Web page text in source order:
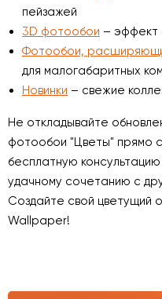
пейзажей
3D фотообои – эффект
Фотообои,
для малогабаритных
Новинки – свежие
Не откладывайте
фотообои "Цветы" прямо
бесплатную
удачному сочетанию с
Создайте свой цветущий
Wallpaper!